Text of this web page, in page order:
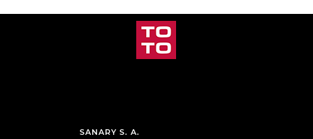
SANARY S. A.